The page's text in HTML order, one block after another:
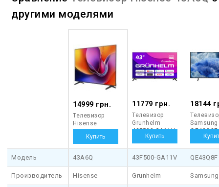
другими моделями
14999 грн.
Телевизор
Hisense
43A6Q
11779 грн.
Телевизор
Grunhelm
43F500-GA11V
18144
Samsung
QE43Q8F
Модель 43A6Q 43F500-GA11V QE43Q8F
Производитель Hisense Grunhelm Samsung